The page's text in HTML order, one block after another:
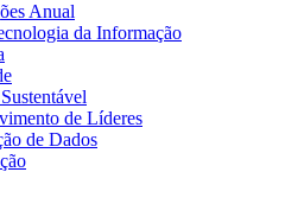
Anual
da Informação
de Líderes
de Dados